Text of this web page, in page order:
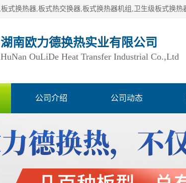
湖南欧力德换热实业有限公司
HuNan OuLiDe Heat Transfer Industrial Co.,Ltd
公司介绍 公司动态